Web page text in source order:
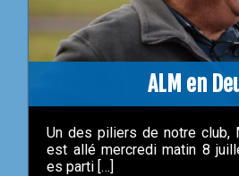
ALM en
Un des piliers de notre club,
est allé mercredi matin 8
es parti […]